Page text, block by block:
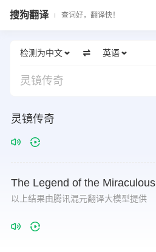
搜狗翻译 查词好，翻译快！
检测为中文 英语
灵镜传奇
灵镜传奇
The Legend of the Miraculous
以上结果由腾讯混元翻译大模型提供